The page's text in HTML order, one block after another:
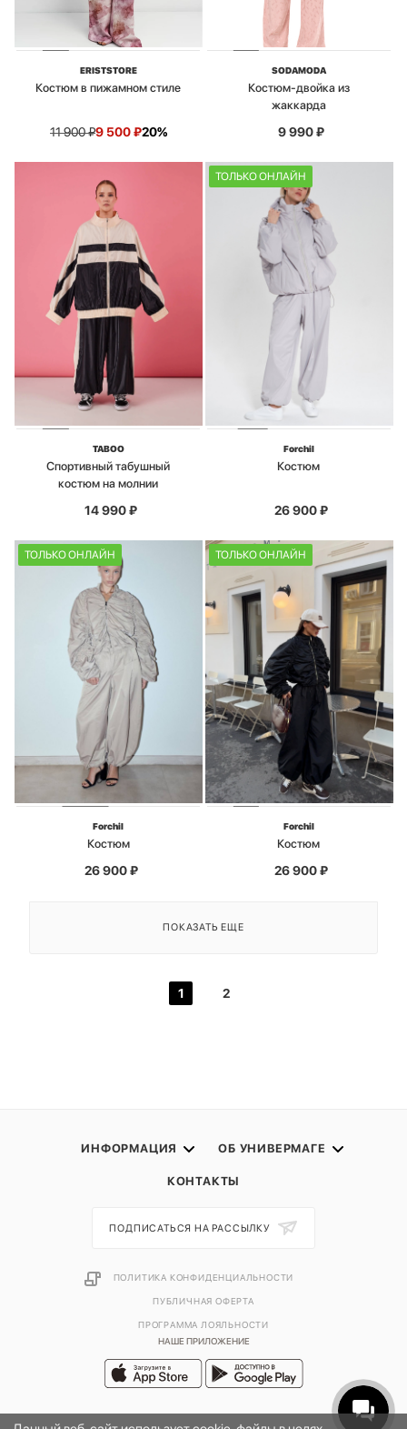
ERISTSTORE
Костюм в пижамном стиле
11 900₽9 500₽20%
SODAMODA
Костюм-двойка из
жаккарда
9 990₽
TABOO
Спортивный табушный
костюм на молнии
14 990₽
ТОЛЬКО ОНЛАЙН
Forchil
Костюм
26 900₽
ТОЛЬКО ОНЛАЙН
Forchil
Костюм
26 900₽
ТОЛЬКО ОНЛАЙН
Forchil
Костюм
26 900₽
ПОКАЗАТЬ ЕЩЕ
1 2
ИНФОРМАЦИЯ ОБ УНИВЕРМАГЕ
КОНТАКТЫ
НАШЕ ПРИЛОЖЕНИЕ
ПОДПИСАТЬСЯ НА РАССЫЛКУ
ПОЛИТИКА КОНФИДЕНЦИАЛЬНОСТИ
ПУБЛИЧНАЯ ОФЕРТА
ПРОГРАММА ЛОЯЛЬНОСТИ